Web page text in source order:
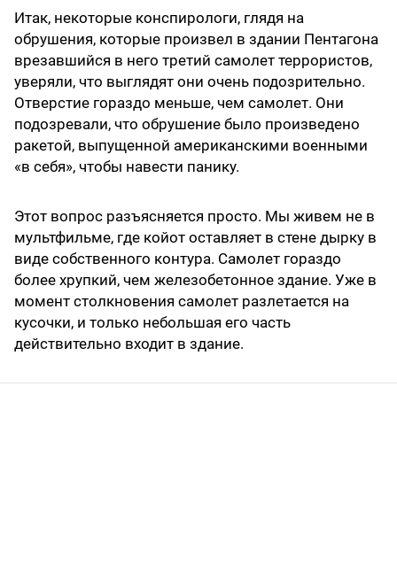
Итак, некоторые конспирологи, глядя на
обрушения, которые произвел в здании Пентагона
врезавшийся в него третий самолет террористов,
уверяли, что выглядят они очень подозрительно.
Отверстие гораздо меньше, чем самолет. Они
подозревали, что обрушение было произведено
ракетой, выпущенной американскими военными
«в себя», чтобы навести панику.
Этот вопрос разъясняется просто. Мы живем не в
мультфильме, где койот оставляет в стене дырку в
виде собственного контура. Самолет гораздо
более хрупкий, чем железобетонное здание. Уже в
момент столкновения самолет разлетается на
кусочки, и только небольшая его часть
действительно входит в здание.